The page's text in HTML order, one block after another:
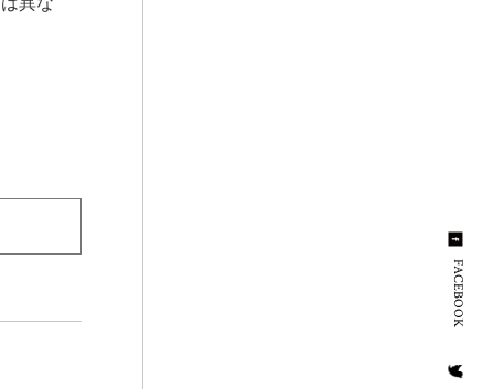
FACEBOOK